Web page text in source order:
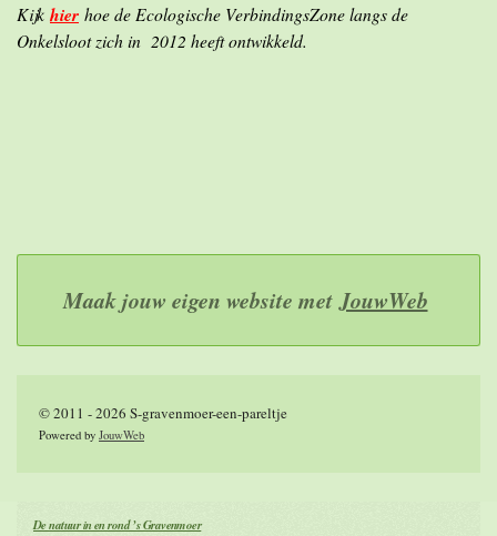
Kijk hier hoe de Ecologische VerbindingsZone langs de
Onkelsloot zich in 2012 heeft ontwikkeld.
Maak jouw eigen website met JouwWeb
© 2011 - 2026 S-gravenmoer-een-pareltje
Powered by JouwWeb
De natuur in en rond ’s Gravenmoer